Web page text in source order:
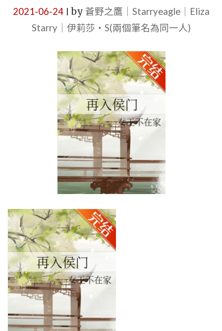
2021-06-24| by 蒼野之鷹｜Starryeagle｜Eliza
Starry｜伊莉莎・S(兩個筆名為同一人)